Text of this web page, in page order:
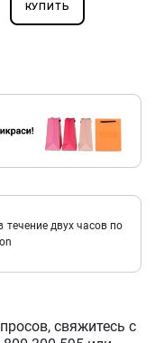
КУПИТЬ
течение двух часов по
свяжитесь с